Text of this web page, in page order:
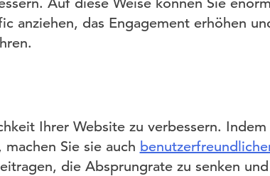
anziehen, das Engagement erhöhen
Ihrer Website zu verbessern. Indem
Sie sie auch
die Absprungrate zu senken und